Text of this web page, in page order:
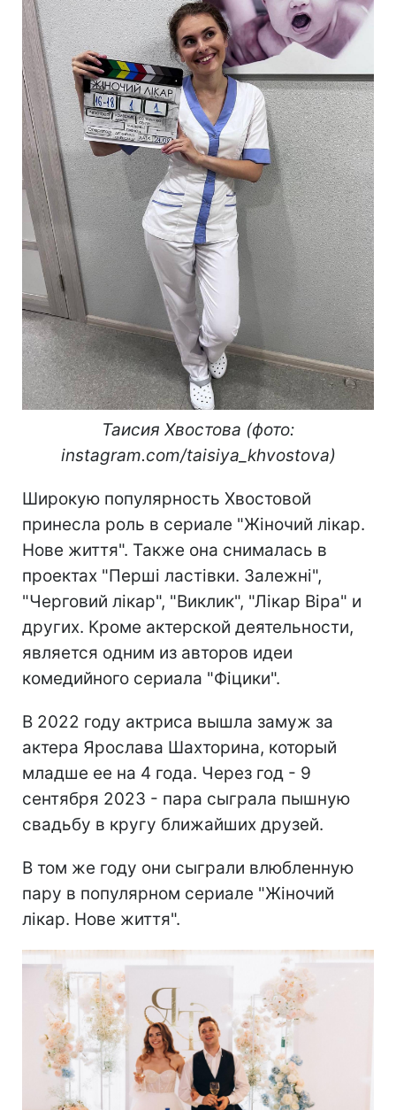
Таисия Хвостова (фото:
instagram.com/taisiya_khvostova)
Широкую популярность Хвостовой
принесла роль в сериале "Жіночий лікар.
Нове життя". Также она снималась в
проектах "Перші ластівки. Залежні",
"Черговий лікар", "Виклик", "Лікар Віра" и
других. Кроме актерской деятельности,
является одним из авторов идеи
комедийного сериала "Фіцики".
В 2022 году актриса вышла замуж за
актера Ярослава Шахторина, который
младше ее на 4 года. Через год - 9
сентября 2023 - пара сыграла пышную
свадьбу в кругу ближайших друзей.
В том же году они сыграли влюбленную
пару в популярном сериале "Жіночий
лікар. Нове життя".